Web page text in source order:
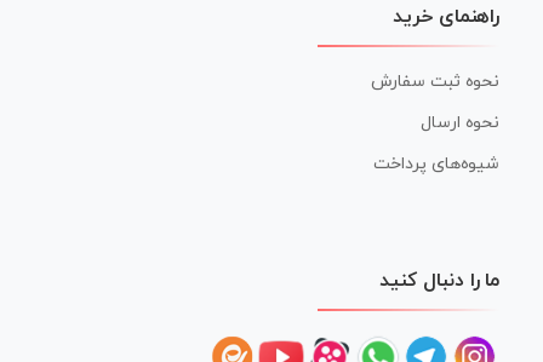
راهنمای خرید
نحوه ثبت سفارش
نحوه ارسال
شیوه‌های پرداخت
ما را دنبال کنید